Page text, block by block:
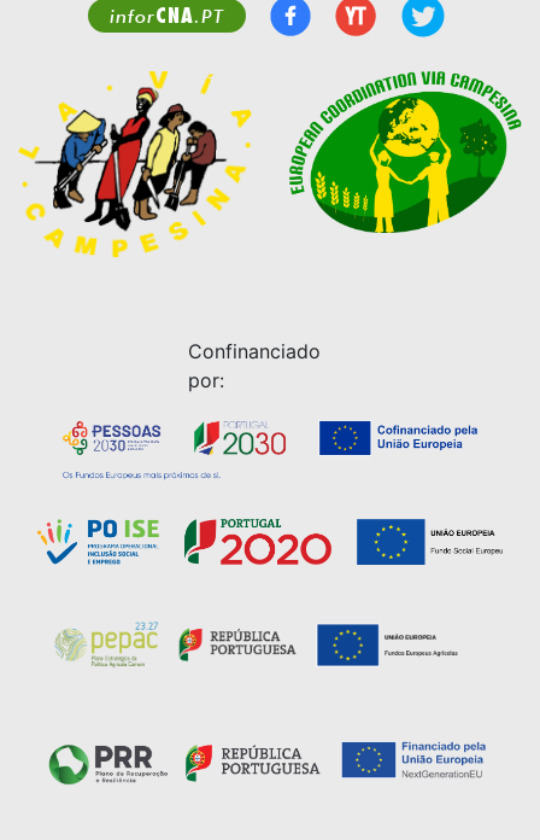
inforCNA.PT
Confinanciado
por: